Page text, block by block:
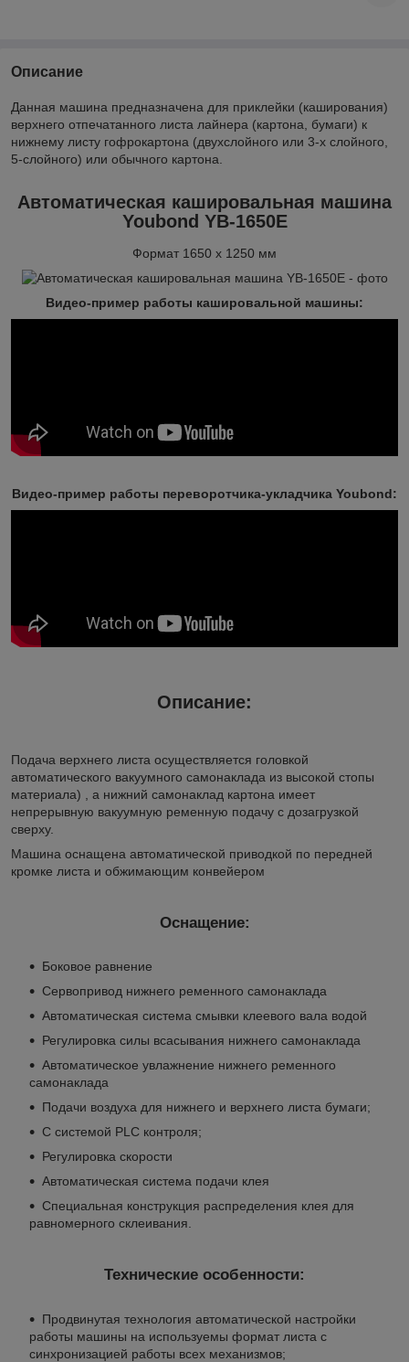
Описание
Данная машина предназначена для приклейки (каширования)
верхнего отпечатанного листа лайнера (картона, бумаги) к
нижнему листу гофрокартона (двухслойного или 3-х слойного,
5-слойного) или обычного картона.
Автоматическая кашировальная машина
Youbond YB-1650E
Формат 1650 х 1250 мм
Видео-пример работы кашировальной машины:
Видео-пример работы переворотчика-укладчика Youbond:
Описание:
Подача верхнего листа осуществляется головкой
автоматического вакуумного самонаклада из высокой стопы
материала) , а нижний самонаклад картона имеет
непрерывную вакуумную ременную подачу с дозагрузкой
сверху.
Машина оснащена автоматической приводкой по передней
кромке листа и обжимающим конвейером
Оснащение:
Боковое равнение
Сервопривод нижнего ременного самонаклада
Автоматическая система смывки клеевого вала водой
Регулировка силы всасывания нижнего самонаклада
Автоматическое увлажнение нижнего ременного
самонаклада
Подачи воздуха для нижнего и верхнего листа бумаги;
С системой PLC контроля;
Регулировка скорости
Автоматическая система подачи клея
Специальная конструкция распределения клея для
равномерного склеивания.
Технические особенности:
Продвинутая технология автоматической настройки
работы машины на используемы формат листа с
синхронизацией работы всех механизмов;